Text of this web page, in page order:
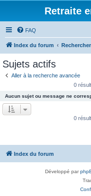
Retraite
FAQ
Index du forum Rechercher
Sujets actifs
Aller à la recherche avancée
0
Aucun sujet ou message ne
0
Index du forum
Développé par